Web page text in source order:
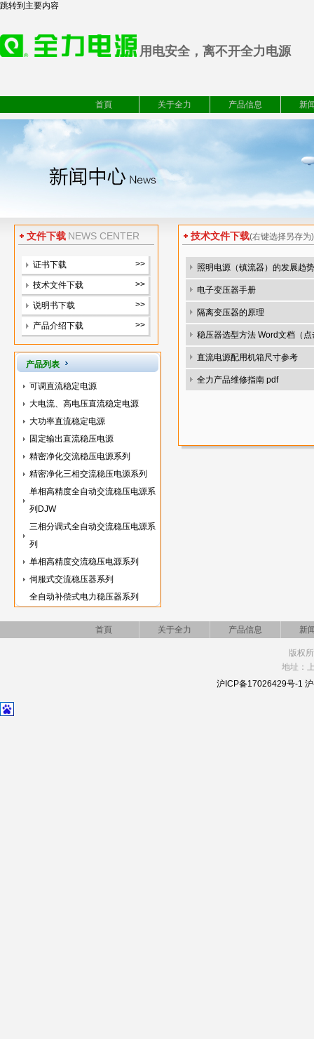
跳转到主要内容
用电安全，离不开全力电源
首頁 关于全力 产品信息 新
文件下载 NEWS CENTER
证书下载 >>
技术文件下载 >>
说明书下载 >>
产品介绍下载 >>
产品列表
可调直流稳定电源
大电流、高电压直流稳定电源
大功率直流稳定电源
固定输出直流稳压电源
精密净化交流稳压电源系列
精密净化三相交流稳压电源系列
单相高精度全自动交流稳压电源系
列DJW
三相分调式全自动交流稳压电源系
列
单相高精度交流稳压电源系列
伺服式交流稳压器系列
全自动补偿式电力稳压器系列
三相分调补偿式电力稳压器(SBW-
技术文件下载(右键选择另存为)
照明电源（镇流器）的发展趋势
电子变压器手册
隔离变压器的原理
稳压器选型方法 Word文档（
直流电源配用机箱尺寸参考
全力产品维修指南 pdf
首頁 关于全力 产品信息 新
版权
地址：
沪ICP备17026429号-1